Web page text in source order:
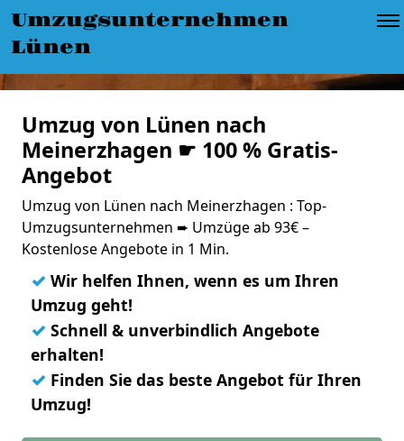
Umzugsunternehmen
Lünen
Umzug von Lünen nach
Meinerzhagen ☛ 100 % Gratis-
Angebot
Umzug von Lünen nach Meinerzhagen : Top-
Umzugsunternehmen ➨ Umzüge ab 93€ –
Kostenlose Angebote in 1 Min.
✓ Wir helfen Ihnen, wenn es um Ihren
Umzug geht!
✓ Schnell & unverbindlich Angebote
erhalten!
✓ Finden Sie das beste Angebot für Ihren
Umzug!